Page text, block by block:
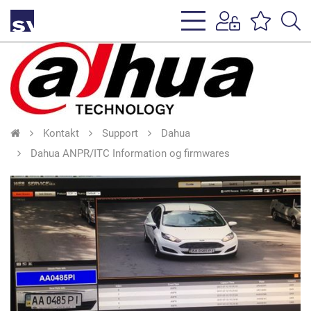
Kontakt Support
Dahua
Dahua ANPR/ITC Information og firmwares